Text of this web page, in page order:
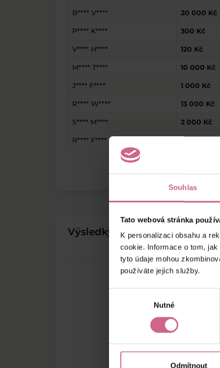
Souhlas
Tato webová stránka
K personalizaci obsahu a
cookie. Informace o tom,
tyto údaje mohou
používáte jejich služby.
Nutné
Odmítnout
B**** V**** 20 000 Kč
P**** K**** 300 Kč
V**** H**** 120 Kč
M**** T**** 10 000 Kč
J**** F**** 1 000 Kč
R**** W**** 13 000 Kč
S**** M**** 2 000 Kč
R**** F****
Výsledky těžby